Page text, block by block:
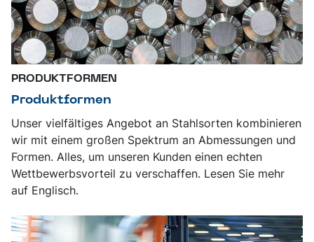
PRODUKTFORMEN
Produktformen
Unser vielfältiges Angebot an Stahlsorten kombinieren
wir mit einem großen Spektrum an Abmessungen und
Formen. Alles, um unseren Kunden einen echten
Wettbewerbsvorteil zu verschaffen. Lesen Sie mehr
auf Englisch.